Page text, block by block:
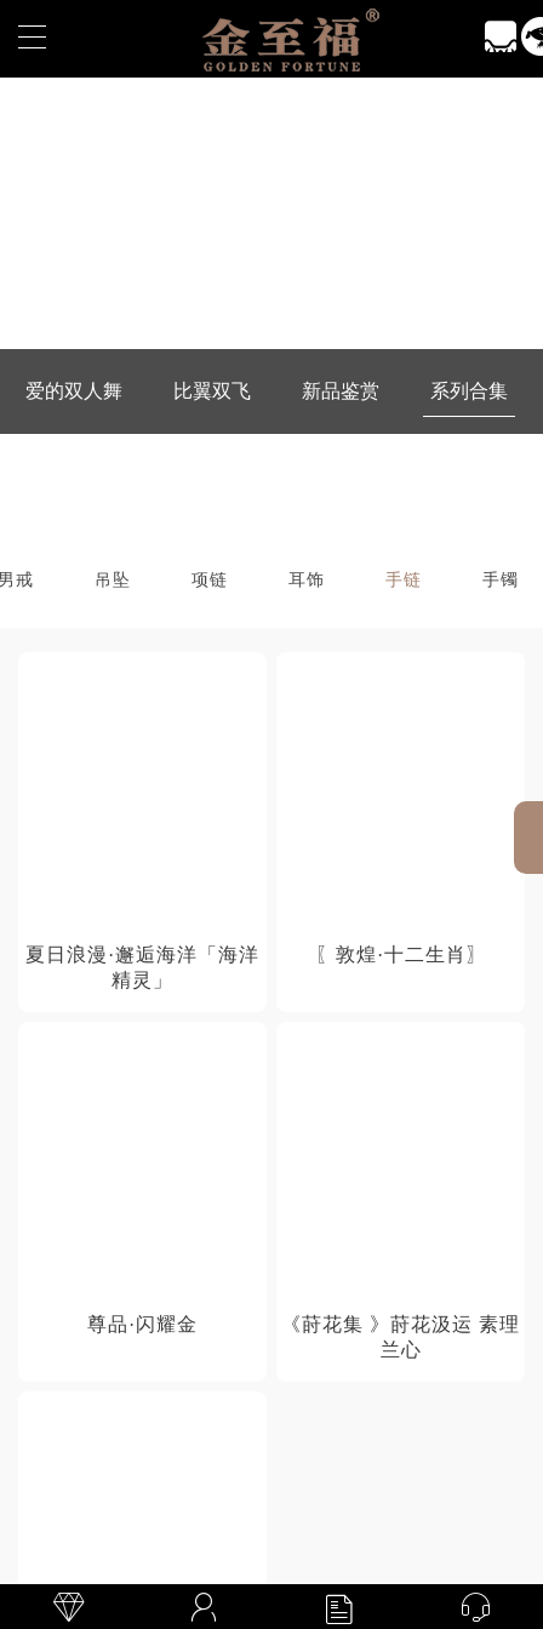
爱的双人舞 比翼双飞 新品鉴赏 系列合集
戒 吊坠 项链 耳饰 手链 手镯
夏日浪漫·邂逅海洋「海洋
精灵」
〖敦煌·十二生肖〗
尊品·闪耀金
《莳花集 》莳花汲运 素理
兰心